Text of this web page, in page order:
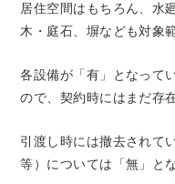
居住空間はもちろん、水
木・庭石、塀なども対象
各設備が「有」となって
ので、契約時にはまだ存
引渡し時には撤去されて
等）については「無」と